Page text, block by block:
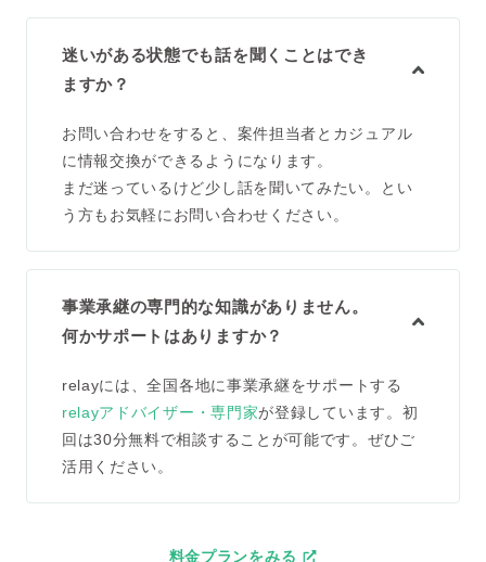
迷いがある状態でも話を聞くことはでき
ますか？
お問い合わせをすると、案件担当者とカジュアル
に情報交換ができるようになります。
まだ迷っているけど少し話を聞いてみたい。とい
う方もお気軽にお問い合わせください。
事業承継の専門的な知識がありません。
何かサポートはありますか？
relayには、全国各地に事業承継をサポートする
relayアドバイザー・専門家が登録しています。初
回は30分無料で相談することが可能です。ぜひご
活用ください。
料金プランをみる